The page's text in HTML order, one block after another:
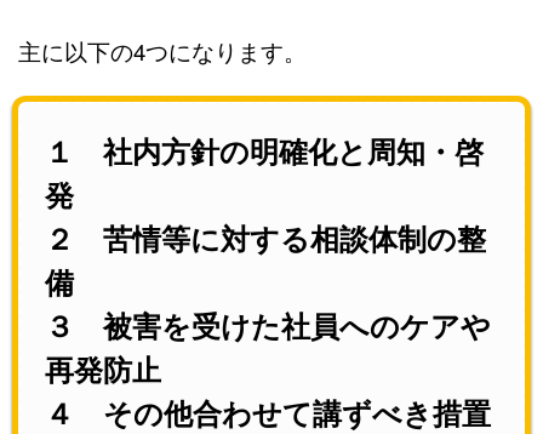
主に以下の4つになります。
１ 社内方針の明確化と周知・啓
発
２ 苦情等に対する相談体制の整
備
３ 被害を受けた社員へのケアや
再発防止
４ その他合わせて講ずべき措置